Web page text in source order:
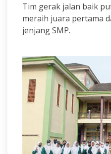
Tim gerak jalan baik
meraih juara pertama
jenjang SMP.